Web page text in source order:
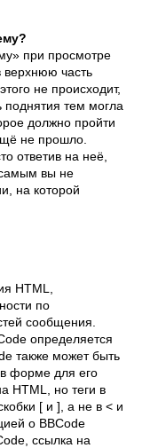
при просмотре
часть
не происходит,
поднятия тем могла
должно пройти
не прошло.
ответив на неё,
самым вы не
на которой
HTML,
по
сообщения.
определяется
также может быть
форме для его
HTML, но теги в
[ и ], а не в < и
о BBCode
ссылка на